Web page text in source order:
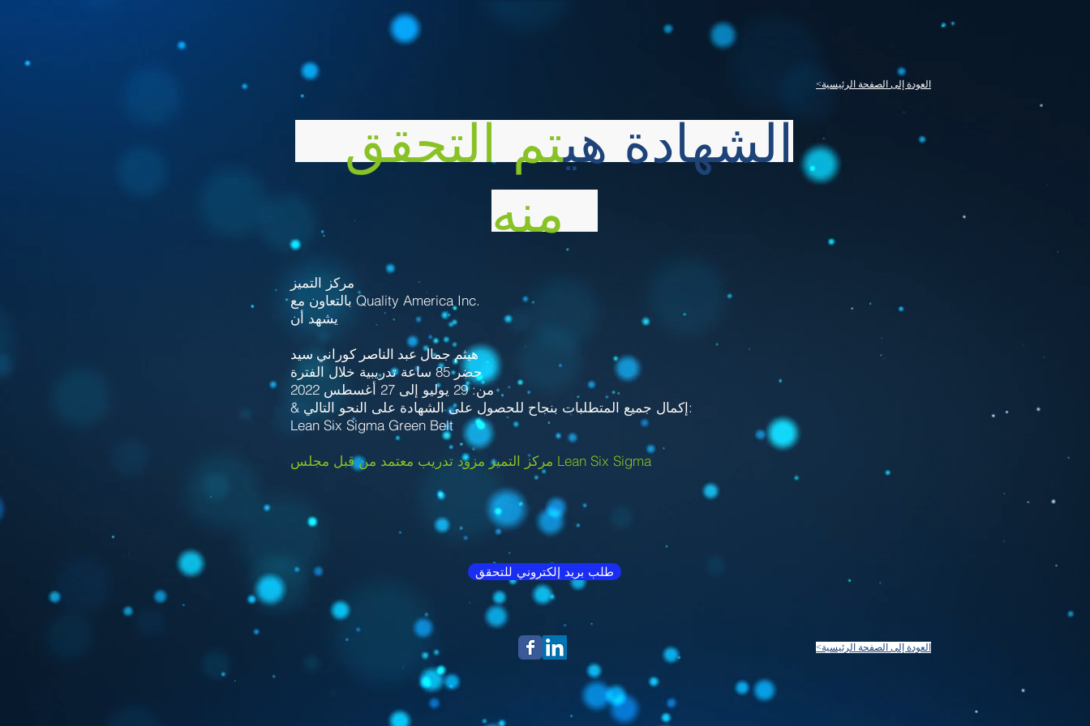
<العودة إلى الصفحة الرئيسية
الشهادة هيتم التحقق
مركز التميز
بالتعاون مع Quality America Inc.
يشهد أن
هيثم جمال عبد الناصر كوراني سيد
حضر 85 ساعة تدريبية خلال الفترة
من: 29 يوليو إلى 27 أغسطس 2022
& إكمال جميع المتطلبات بنجاح للحصول على الشهادة على النحو التالي:
Lean Six Sigma Green Belt
مركز التميز مزود تدريب معتمد من قبل مجلس Lean Six Sigma
طلب بريد إلكتروني للتحقق
<العودة إلى الصفحة الرئيسية